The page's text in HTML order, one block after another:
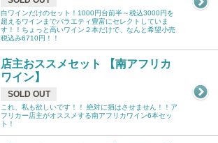
白ワインだけのセット！1000円台前半～税込3000円を
超えるワインまでバラエティ豊富にセレクトしていま
す！！ちょっと高いワイン２本だけで、なんと希望小売
税込み6710円！！
店主おススメセット 【南アフリカ
ワイン】
SOLD OUT
これ、私も欲しいです！！ 絶対に損はさせません！！ア
フリカー店主がオススメする南アフリカワイン6本セッ
ト！